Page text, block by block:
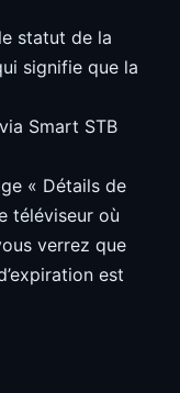
statut de la
signifie que la
« Détails de
téléviseur où
verrez que
est